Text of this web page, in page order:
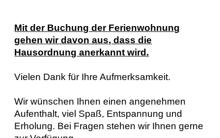
Mit der Buchung der Ferienwohnung
gehen wir davon aus, dass die
Hausordnung anerkannt wird.
Vielen Dank für Ihre Aufmerksamkeit.
Wir wünschen Ihnen einen angenehmen
Aufenthalt, viel Spaß, Entspannung und
Erholung. Bei Fragen stehen wir Ihnen gerne